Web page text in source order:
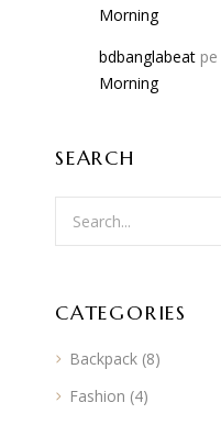
Morning
bdbanglabeat pe
Morning
SEARCH
CATEGORIES
Backpack (8)
Fashion (4)